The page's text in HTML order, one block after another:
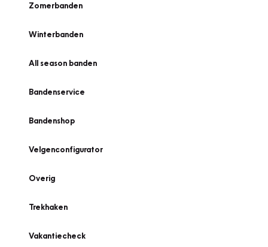
Zomerbanden
Winterbanden
All season banden
Bandenservice
Bandenshop
Velgenconfigurator
Overig
Trekhaken
Vakantiecheck